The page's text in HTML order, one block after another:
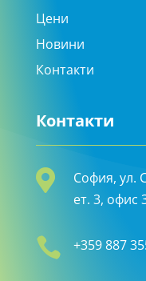
Цени
Новини
Контакти
Контакти

София, ул.
ет. 3, офис
 +359 887